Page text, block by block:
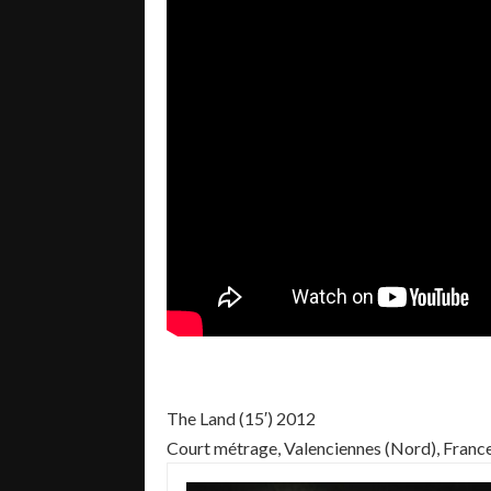
The Land (15′) 2012
Court métrage, Valenciennes (Nord),